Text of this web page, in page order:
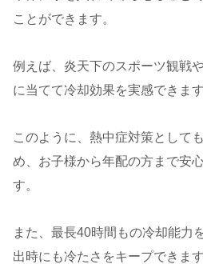
ことができます。
例えば、炎天下のスポーツ観戦
に当てて冷却効果を実感できます
このように、熱中症対策として
め、お子様から年配の方まで安
す。
また、最長40時間もの冷却能力
出時にも冷たさをキープできます